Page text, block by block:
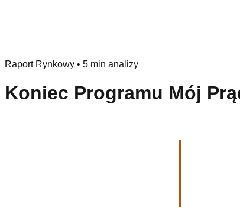
Raport Rynkowy • 5 min analizy
Koniec Programu Mój